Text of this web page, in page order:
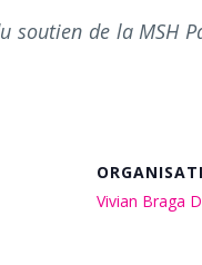
soutien de la MSH
Vivian Braga